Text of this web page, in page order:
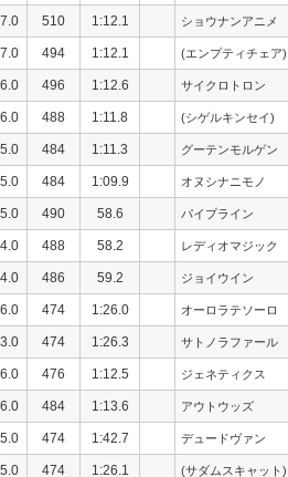
510 1:12.1 ショウナンアニメ
494 1:12.1 (エンプティチェア)
496 1:12.6 サイクロトロン
488 1:11.8 (シゲルキンセイ)
484 1:11.3 グーテンモルゲン
484 1:09.9 オヌシナニモノ
490 58.6 パイプライン
488 58.2 レディオマジック
486 59.2 ジョイウイン
474 1:26.0 オーロラテソーロ
474 1:26.3 サトノラファール
476 1:12.5 ジェネティクス
484 1:13.6 アウトウッズ
474 1:42.7 デュードヴァン
474 1:26.1 (サダムスキャット)